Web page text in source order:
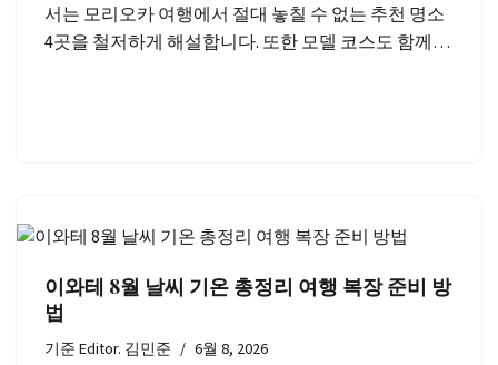
서는 모리오카 여행에서 절대 놓칠 수 없는 추천 명소
4곳을 철저하게 해설합니다. 또한 모델 코스도 함께…
이와테 8월 날씨 기온 총정리 여행 복장 준비 방
법
기준Editor. 김민준 6월 8, 2026